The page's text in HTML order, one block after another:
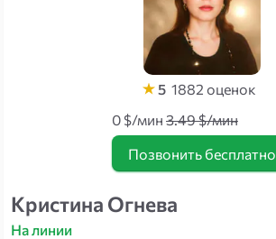
5 1882 оценок
0 $/мин 3.49 $/мин
Позвонить бесплатно
Кристина Огнева
На линии